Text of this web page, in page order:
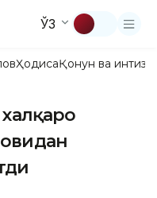
ЎЗ
ҲодисаҚонун ва